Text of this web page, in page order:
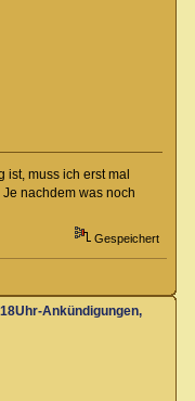
ist, muss ich erst mal
nachdem was noch
Gespeichert
Ankündigungen,